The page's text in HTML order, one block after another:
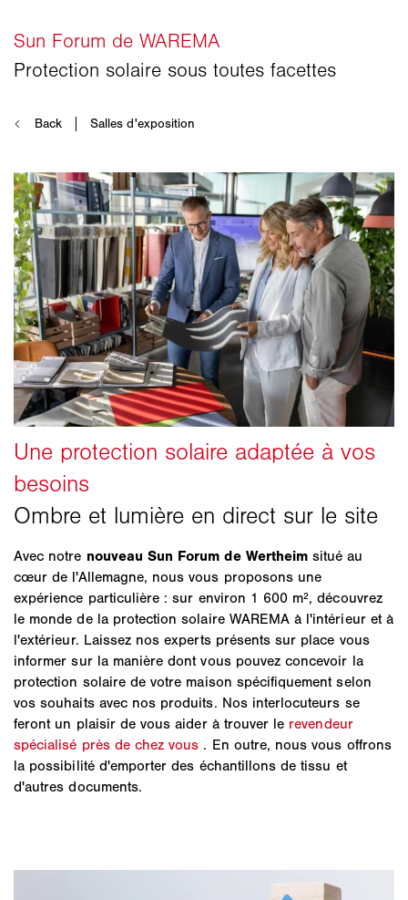
Avec notre nouveau Sun Forum de Wertheimsitué au
cœur de l'Allemagne, nous vous proposons une
expérience particulière : sur environ 1 600 m², découvrez
le monde de la protection solaire WAREMA à l'intérieur et à
l'extérieur. Laissez nos experts présents sur place vous
informer sur la manière dont vous pouvez concevoir la
protection solaire de votre maison spécifiquement selon
vos souhaits avec nos produits. Nos interlocuteurs se
feront un plaisir de vous aider à trouver le revendeur
spécialisé près de chez vous . En outre, nous vous offrons
la possibilité d'emporter des échantillons de tissu et
d'autres documents.